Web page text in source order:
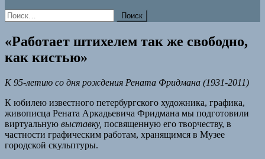
Найти:
«Работает штихелем так же свободно,
как кистью»
К 95-летию со дня рождения Рената Фридмана (1931-2011)
К юбилею известного петербургского художника, графика,
живописца Рената Аркадьевича Фридмана мы подготовили
виртуальную выставку, посвященную его творчеству, в
частности графическим работам, хранящимся в Музее
городской скульптуры.